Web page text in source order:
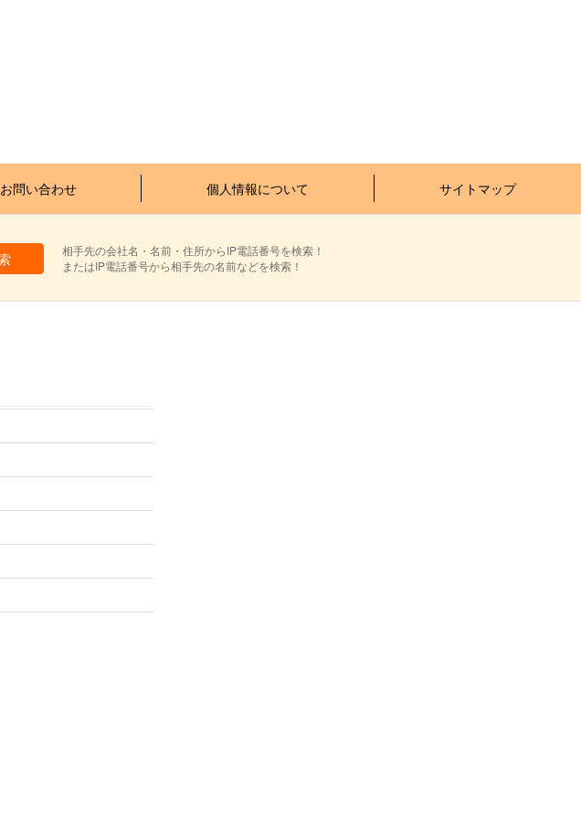
お問い合わせ 個人情報について サイトマップ
相手先の会社名・名前・住所からIP電話番号を検索！
またはIP電話番号から相手先の名前などを検索！